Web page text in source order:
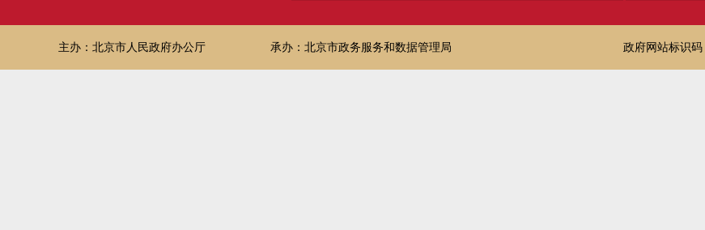
主办：北京市人民政府办公厅 承办：北京市政务服务和数据管理局 政府网站标识码